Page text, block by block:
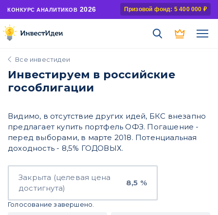
КОНКУРС АНАЛИТИКОВ 2026 Призовой фонд: 5 400 000 ₽
Все инвестидеи
Инвестируем в российские
гособлигации
Видимо, в отсутствие других идей, БКС внезапно
предлагает купить портфель ОФЗ. Погашение -
перед выборами, в марте 2018. Потенциальная
доходность - 8,5% ГОДОВЫХ.
Закрыта (целевая цена
достигнута)
8,5 %
Голосование завершено.